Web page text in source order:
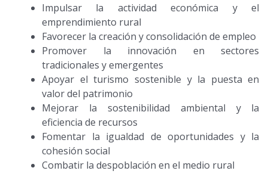
Impulsar la actividad económica y el
emprendimiento rural
Favorecer la creación y consolidación de empleo
Promover la innovación en sectores
tradicionales y emergentes
Apoyar el turismo sostenible y la puesta en
valor del patrimonio
Mejorar la sostenibilidad ambiental y la
eficiencia de recursos
Fomentar la igualdad de oportunidades y la
cohesión social
Combatir la despoblación en el medio rural